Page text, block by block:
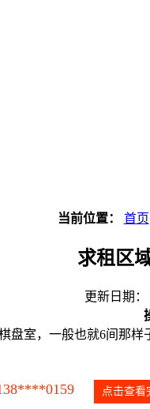
当前位置： 首页
求租区
更新日期
盘室，一般也就6间那
点击查看